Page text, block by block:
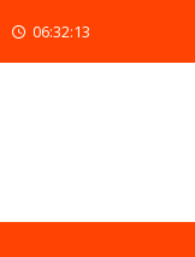
06:32:14